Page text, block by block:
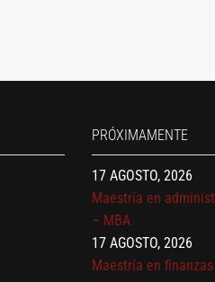
PRÓXIMAMENTE
17 AGOSTO, 2026
Maestría en
– MBA
17 AGOSTO, 2026
Maestría en finanzas
20 AGOSTO, 2026